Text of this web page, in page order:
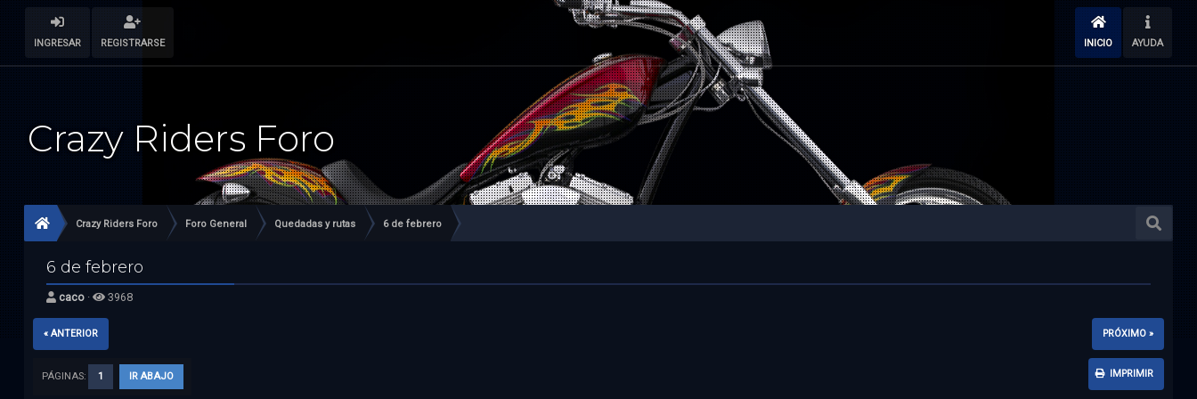
INGRESAR REGISTRARSE INICIO AYUDA
Crazy Riders Foro
Crazy Riders Foro Foro General Quedadas y rutas 6 de febrero
6 de febrero
caco· 3968
« ANTERIOR PRÓXIMO »
IMPRIMIR
PÁGINAS: 1 IR ABAJO